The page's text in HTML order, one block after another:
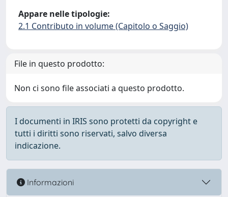
Appare nelle tipologie:
2.1 Contributo in volume (Capitolo o Saggio)
File in questo prodotto:
Non ci sono file associati a questo prodotto.
I documenti in IRIS sono protetti da copyright e
tutti i diritti sono riservati, salvo diversa
indicazione.
Informazioni